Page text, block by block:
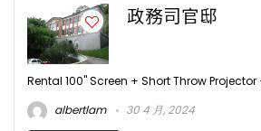
政務司官邸
Rental 100" Screen + Short Throw
albertlam
30 4 月, 2024